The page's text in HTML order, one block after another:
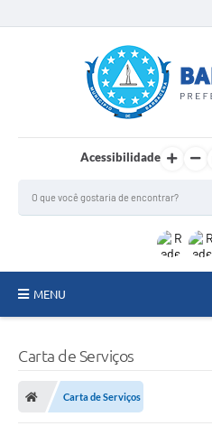
Acessibilidade
MENU
Meio Ambiente
Carta de Serviços
Carta de Serviços